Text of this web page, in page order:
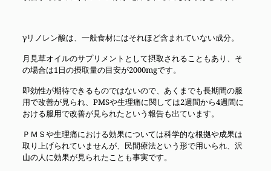
γリノレン酸は、一般食材にはそれほど含まれていない成分。
月見草オイルのサプリメントとして摂取されることもあり、そ
の場合は1日の摂取量の目安が2000mgです。
即効性が期待できるものではないので、あくまでも長期間の服
用で改善が見られ、PMSや生理痛に関しては2週間から4週間に
おける服用で改善が見られたという報告も出ています。
ＰＭＳや生理痛における効果については科学的な根拠や成果は
取り上げられていませんが、民間療法という形で用いられ、沢
山の人に効果が見られたことも事実です。